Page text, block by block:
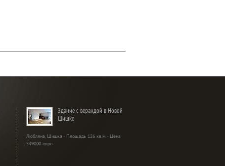
Здание с верандой в Новой
Шишке
Любляна, Шишка - Площадь 126 кв.м. - Цена
549000 евро